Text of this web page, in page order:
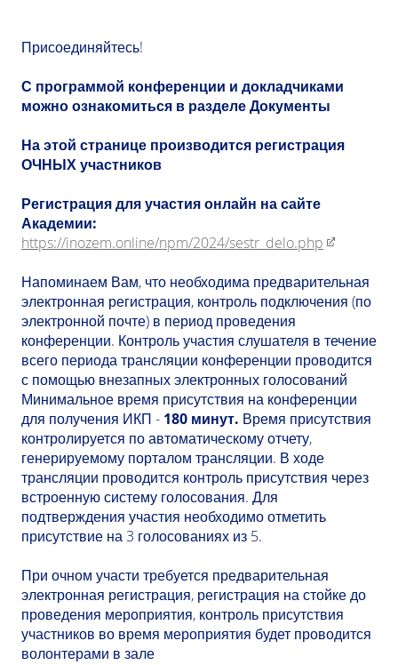
Присоединяйтесь!
С программой конференции и докладчиками
можно ознакомиться в разделе Документы
На этой странице производится регистрация
ОЧНЫХ участников
Регистрация для участия онлайн на сайте
Академии:
https://inozem.online/npm/2024/sestr_delo.php
Напоминаем Вам, что необходима предварительная
электронная регистрация, контроль подключения (по
электронной почте) в период проведения
конференции. Контроль участия слушателя в течение
всего периода трансляции конференции проводится
с помощью внезапных электронных голосований
Минимальное время присутствия на конференции
для получения ИКП - 180 минут. Время присутствия
контролируется по автоматическому отчету,
генерируемому порталом трансляции. В ходе
трансляции проводится контроль присутствия через
встроенную систему голосования. Для
подтверждения участия необходимо отметить
присутствие на 3 голосованиях из 5.
При очном участи требуется предварительная
электронная регистрация, регистрация на стойке до
проведения мероприятия, контроль присутствия
участников во время мероприятия будет проводится
волонтерами в зале